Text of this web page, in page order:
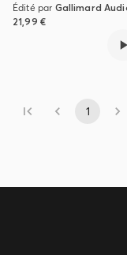
Édité par Gallimard
21,99 €
1